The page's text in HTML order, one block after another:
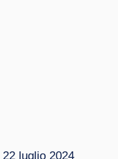
luglio 2024